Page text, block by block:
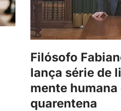
Filósofo
lança série de
mente
quarentena